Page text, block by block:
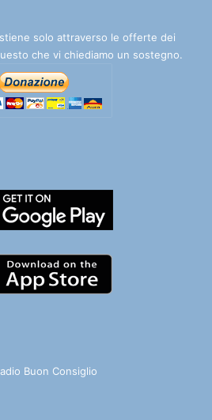
solo attraverso le offerte dei
che vi chiediamo un sostegno.
Buon Consiglio